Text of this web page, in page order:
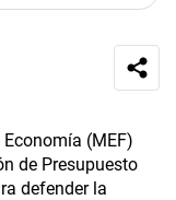
(MEF)
de Presupuesto
defender la